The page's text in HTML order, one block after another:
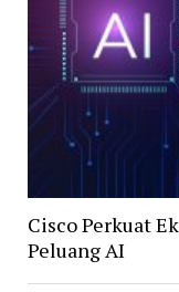
Cisco Perkuat
Peluang AI